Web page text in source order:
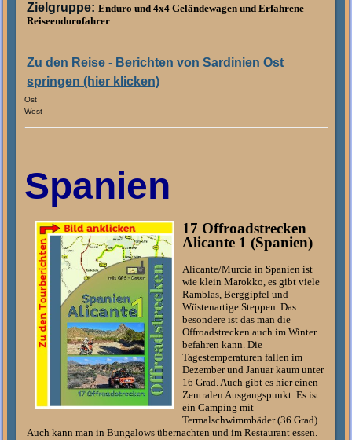
Zielgruppe:Enduro und 4x4 Geländewagen und Erfahrene
Reiseendurofahrer
Zu den Reise - Berichten von Sardinien Ost
springen (hier klicken)
Ost
West
Spanien
17 Offroadstrecken
Alicante 1 (Spanien)
Alicante/Murcia in Spanien ist
wie klein Marokko, es gibt viele
Ramblas, Berggipfel und
Wüstenartige Steppen. Das
besondere ist das man die
Offroadstrecken auch im Winter
befahren kann. Die
Tagestemperaturen fallen im
Dezember und Januar kaum unter
16 Grad. Auch gibt es hier einen
Zentralen Ausgangspunkt. Es ist
ein Camping mit
Termalschwimmbäder (36 Grad).
Auch kann man in Bungalows übernachten und im Restaurant essen.